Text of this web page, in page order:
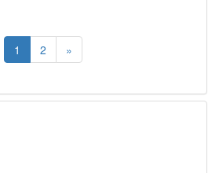
1 2 »